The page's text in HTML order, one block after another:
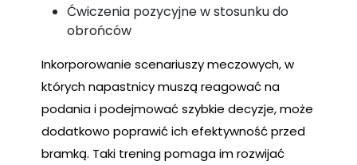
Ćwiczenia pozycyjne w stosunku do
obrońców
Inkorporowanie scenariuszy meczowych, w
których napastnicy muszą reagować na
podania i podejmować szybkie decyzje, może
dodatkowo poprawić ich efektywność przed
bramką. Taki trening pomaga im rozwijać